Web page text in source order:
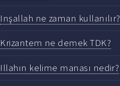
Inşallah ne zaman kullanılır?
Krizantem ne demek TDK?
Illahın kelime manası nedir?